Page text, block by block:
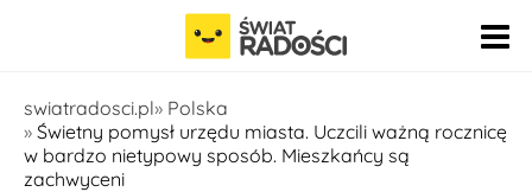
Pomiń nawigację
swiatradosci.pl
Polska
Świetny pomysł urzędu miasta. Uczcili ważną rocznicę
w bardzo nietypowy sposób. Mieszkańcy są
zachwyceni